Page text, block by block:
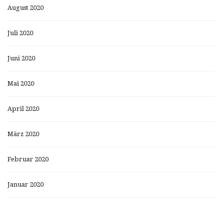
August 2020
Juli 2020
Juni 2020
Mai 2020
April 2020
März 2020
Februar 2020
Januar 2020